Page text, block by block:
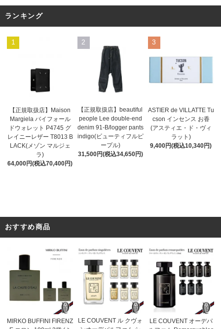
ランキング
1
【正規取扱店】Maison
Margiela バイフォール
ドウォレット P4745 グ
レイニーレザー T8013 B
LACK(メゾン マルジェ
ラ)
64,000円(税込70,400円)
2
【正規取扱店】beautiful
people Lee double-end
denim 91-B/logger pants
indigo(ビューティフルピ
ープル)
31,500円(税込34,650円)
3
ASTIER de VILLATTE Tu
cson インセンス お香
(アスティエ・ド・ヴィ
ラット)
9,400円(税込10,340円)
おすすめ商品
MIRKO BUFFINI FIRENZ
LE COUVENT ル クヴォ
LE COUVENT オーデパ